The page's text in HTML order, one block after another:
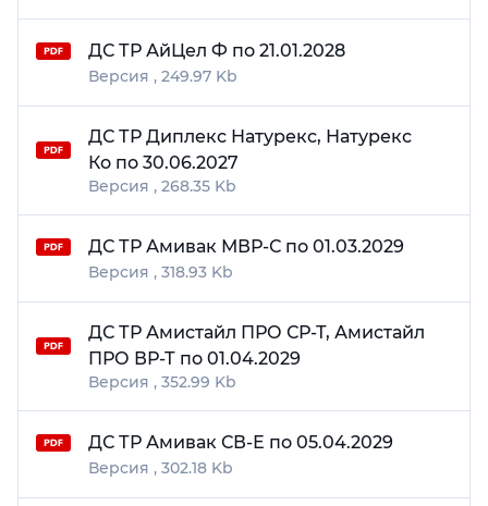
ДС ТР АйЦел Ф по 21.01.2028
249.97 Kb
ДС ТР Диплекс Натурекс, Натурекс
Ко по 30.06.2027
268.35 Kb
ДС ТР Амивак МВР-С по 01.03.2029
318.93 Kb
ДС ТР Амистайл ПРО СР-Т, Амистайл
ПРО ВР-Т по 01.04.2029
352.99 Kb
ДС ТР Амивак СВ-Е по 05.04.2029
302.18 Kb